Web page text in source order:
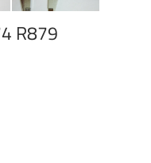
R879